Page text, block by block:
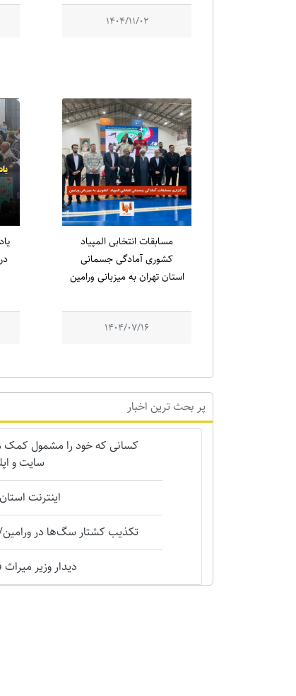
1404/11/02
مسابقات انتخابی المپیاد
کشوری آمادگی جسمانی
استان تهران به میزبانی ورامین
1404/07/16
پر بحث ترین اخبار
کسانی که خود را مشمول کمک
سایت و
اینترنت
تکذیب کشتار سگ‌ها در
دیدار وزیر میراث